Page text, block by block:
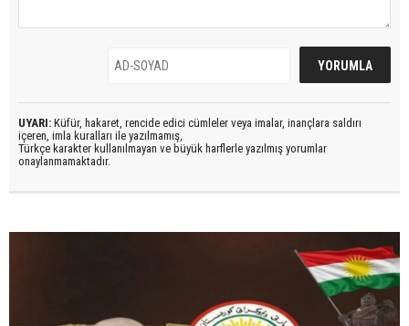
UYARI: Küfür, hakaret, rencide edici cümleler veya imalar, inançlara saldırı
içeren, imla kuralları ile yazılmamış,
Türkçe karakter kullanılmayan ve büyük harflerle yazılmış yorumlar
onaylanmamaktadır.